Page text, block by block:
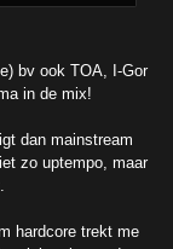
bv ook TOA, I-Gor
in de mix!
dan mainstream
zo uptempo, maar
hardcore trekt me